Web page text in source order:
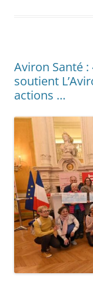
Aviron Santé :
soutient
actions …